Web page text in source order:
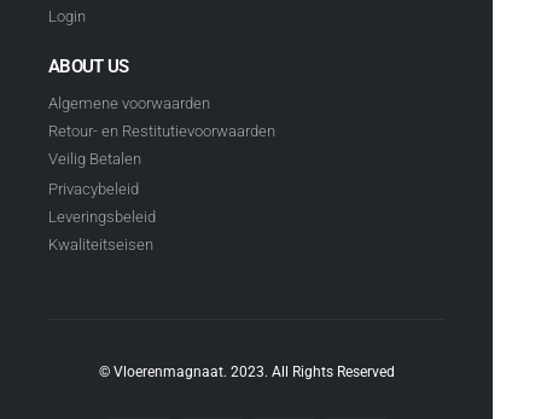
Login
ABOUT US
Algemene voorwaarden
Retour- en Restitutievoorwaarden
Veilig Betalen
Privacybeleid
Leveringsbeleid
Kwaliteitseisen
© Vloerenmagnaat. 2023. All Rights Reserved